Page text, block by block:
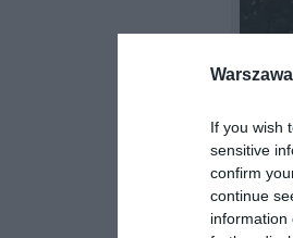
If you wish
sensitive
confirm
continue
information
CO